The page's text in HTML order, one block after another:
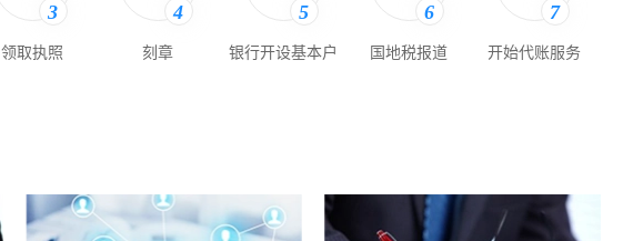
3
领取执照
4
刻章
5
银行开设基本户
6
国地税报道
7
开始代账服务